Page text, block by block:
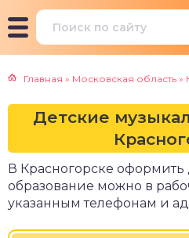
Главная » Московская область »
Детские
В Красногорске
образование можно в
указанным телефонам и
мастеров для
красоты
курсы
курсы
вокала
школы
агентства
искусств
музыкальные
тренинги